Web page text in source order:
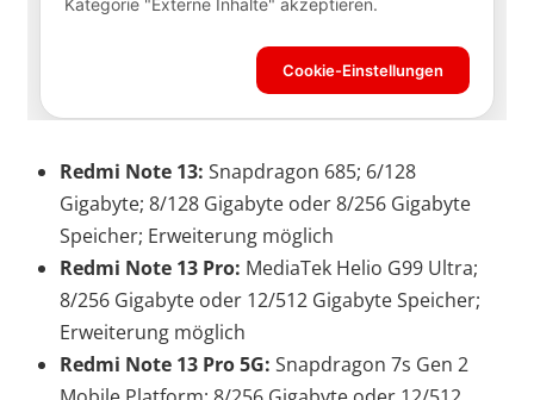
Redmi Note 13: Snapdragon 685; 6/128
Gigabyte; 8/128 Gigabyte oder 8/256 Gigabyte
Speicher; Erweiterung möglich
Redmi Note 13 Pro: MediaTek Helio G99 Ultra;
8/256 Gigabyte oder 12/512 Gigabyte Speicher;
Erweiterung möglich
Redmi Note 13 Pro 5G: Snapdragon 7s Gen 2